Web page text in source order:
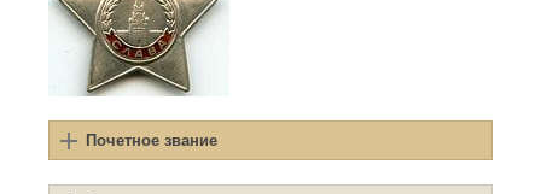
Почетное звание